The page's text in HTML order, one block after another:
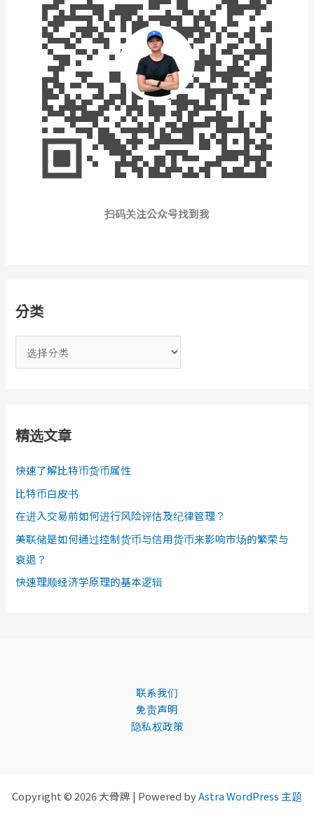
扫码关注公众号找到我
分类
类
精选文章
快速了解比特币货币属性
比特币白皮书
在进入交易前如何进行风险评估及纪律管理？
美联储是如何通过控制货币与信用货币来影响市场的繁荣与
衰退？
快速理顺经济学原理的基本逻辑
联系我们
免责声明
隐私权政策
Copyright © 2026 大骨牌 | Powered byAstra WordPress 主题